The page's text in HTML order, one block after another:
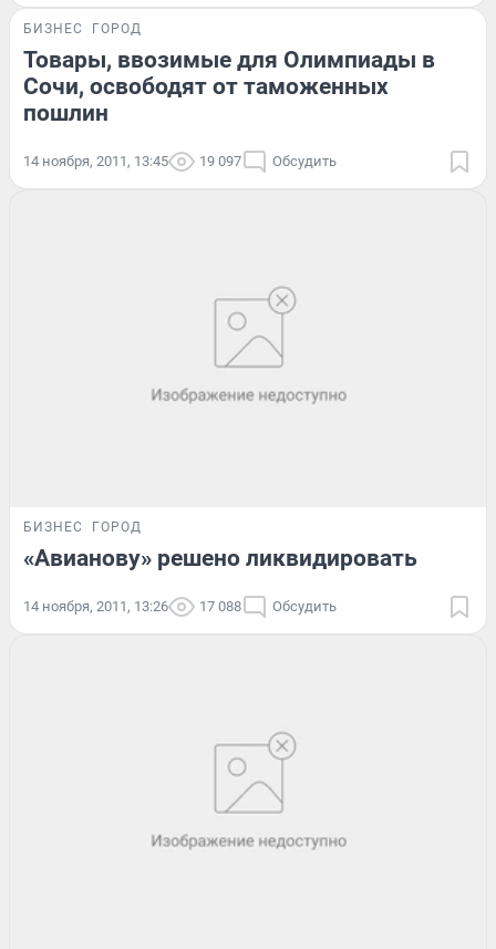
БИЗНЕС ГОРОД
Товары, ввозимые для Олимпиады в
Сочи, освободят от таможенных
пошлин
14 ноября, 2011, 13:45 19 097 Обсудить
БИЗНЕС ГОРОД
«Авианову» решено ликвидировать
14 ноября, 2011, 13:26 17 088 Обсудить